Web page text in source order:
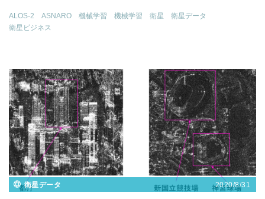
ALOS-2 ASNARO 機械学習 機械学習 衛星
衛星データ
衛星ビジネス
衛星データ 2020/8/31